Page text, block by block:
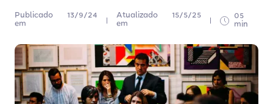
Publicado
em
13/9/24
Atualizado
em
15/5/25
05
min